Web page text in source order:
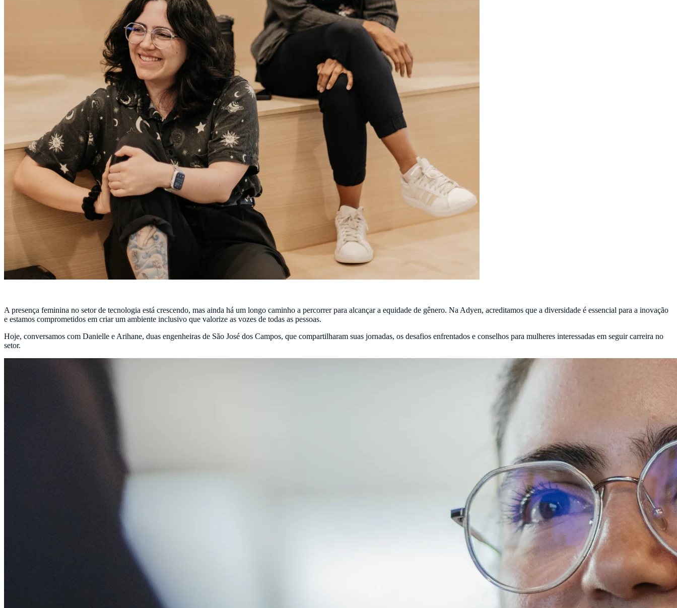
A presença feminina no setor de tecnologia está crescendo, mas ainda há um longo caminho a percorrer para alcançar a equidade de gênero. Na Adyen, acreditamos que a diversidade é essencial para a inovação
e estamos comprometidos em criar um ambiente inclusivo que valorize as vozes de todas as pessoas.
Hoje, conversamos com Danielle e Arihane, duas engenheiras de São José dos Campos, que compartilharam suas jornadas, os desafios enfrentados e conselhos para mulheres interessadas em seguir carreira no
setor.